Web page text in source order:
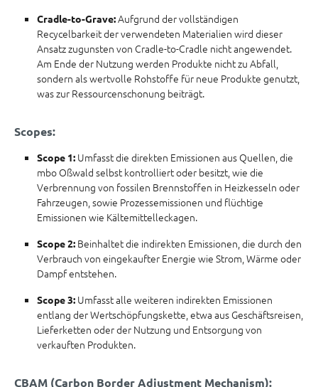
Cradle-to-Grave:Aufgrund der vollständigen
Recycelbarkeit der verwendeten Materialien wird dieser
Ansatz zugunsten von Cradle-to-Cradle nicht angewendet.
Am Ende der Nutzung werden Produkte nicht zu Abfall,
sondern als wertvolle Rohstoffe für neue Produkte genutzt,
was zur Ressourcenschonung beiträgt.
Scopes:
Scope 1: Umfasst die direkten Emissionen aus Quellen, die
mbo Oßwald selbst kontrolliert oder besitzt, wie die
Verbrennung von fossilen Brennstoffen in Heizkesseln oder
Fahrzeugen, sowie Prozessemissionen und flüchtige
Emissionen wie Kältemittelleckagen.
Scope 2: Beinhaltet die indirekten Emissionen, die durch den
Verbrauch von eingekaufter Energie wie Strom, Wärme oder
Dampf entstehen.
Scope 3: Umfasst alle weiteren indirekten Emissionen
entlang der Wertschöpfungskette, etwa aus Geschäftsreisen,
Lieferketten oder der Nutzung und Entsorgung von
verkauften Produkten.
CBAM (Carbon Border Adjustment Mechanism):